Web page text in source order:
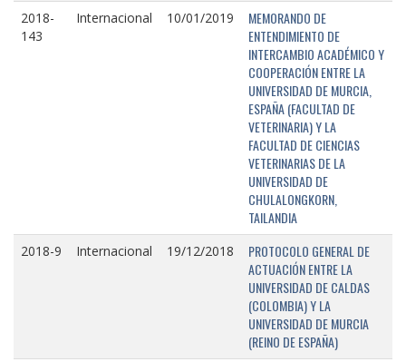
2018-
143
Internacional 10/01/2019
MEMORANDO DE
ENTENDIMIENTO DE
INTERCAMBIO ACADÉMICO Y
COOPERACIÓN ENTRE LA
UNIVERSIDAD DE MURCIA,
ESPAÑA (FACULTAD DE
VETERINARIA) Y LA
FACULTAD DE CIENCIAS
VETERINARIAS DE LA
UNIVERSIDAD DE
CHULALONGKORN,
TAILANDIA
2018-9 Internacional 19/12/2018
PROTOCOLO GENERAL DE
ACTUACIÓN ENTRE LA
UNIVERSIDAD DE CALDAS
(COLOMBIA) Y LA
UNIVERSIDAD DE MURCIA
(REINO DE ESPAÑA)